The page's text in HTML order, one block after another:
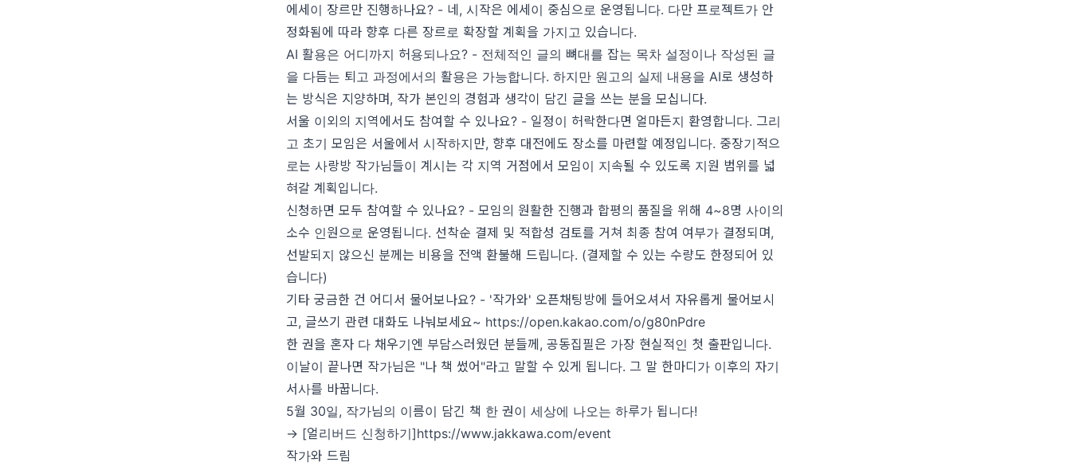
에세이 장르만 진행하나요? - 네, 시작은 에세이 중심으로 운영됩니다. 다만 프로젝트가 안
정화됨에 따라 향후 다른 장르로 확장할 계획을 가지고 있습니다.
AI 활용은 어디까지 허용되나요? - 전체적인 글의 뼈대를 잡는 목차 설정이나 작성된 글
을 다듬는 퇴고 과정에서의 활용은 가능합니다. 하지만 원고의 실제 내용을 AI로 생성하
는 방식은 지양하며, 작가 본인의 경험과 생각이 담긴 글을 쓰는 분을 모십니다.
서울 이외의 지역에서도 참여할 수 있나요? - 일정이 허락한다면 얼마든지 환영합니다. 그리
고 초기 모임은 서울에서 시작하지만, 향후 대전에도 장소를 마련할 예정입니다. 중장기적으
로는 사랑방 작가님들이 계시는 각 지역 거점에서 모임이 지속될 수 있도록 지원 범위를 넓
혀갈 계획입니다.
신청하면 모두 참여할 수 있나요? - 모임의 원활한 진행과 합평의 품질을 위해 4~8명 사이의
소수 인원으로 운영됩니다. 선착순 결제 및 적합성 검토를 거쳐 최종 참여 여부가 결정되며,
선발되지 않으신 분께는 비용을 전액 환불해 드립니다. (결제할 수 있는 수량도 한정되어 있
습니다)
기타 궁금한 건 어디서 물어보나요? - '작가와' 오픈채팅방에 들어오셔서 자유롭게 물어보시
고, 글쓰기 관련 대화도 나눠보세요~ https://open.kakao.com/o/g80nPdre
한 권을 혼자 다 채우기엔 부담스러웠던 분들께, 공동집필은 가장 현실적인 첫 출판입니다.
이날이 끝나면 작가님은 "나 책 썼어"라고 말할 수 있게 됩니다. 그 말 한마디가 이후의 자기
서사를 바꿉니다.
5월 30일, 작가님의 이름이 담긴 책 한 권이 세상에 나오는 하루가 됩니다!
→ [얼리버드 신청하기]https://www.jakkawa.com/event
작가와 드림